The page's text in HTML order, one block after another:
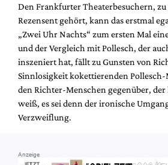
Den Frankfurter Theaterbesuchern, zu
Rezensent gehört, kann das erstmal
„Zwei Uhr Nachts“ zum ersten Mal
und der Vergleich mit Pollesch, der
inszeniert hat, fällt zu Gunsten von
Sinnlosigkeit kokettierenden
den Richter-Menschen gegenüber,
weiß, es sei denn der ironische
Verzweiflung.
Anzeige